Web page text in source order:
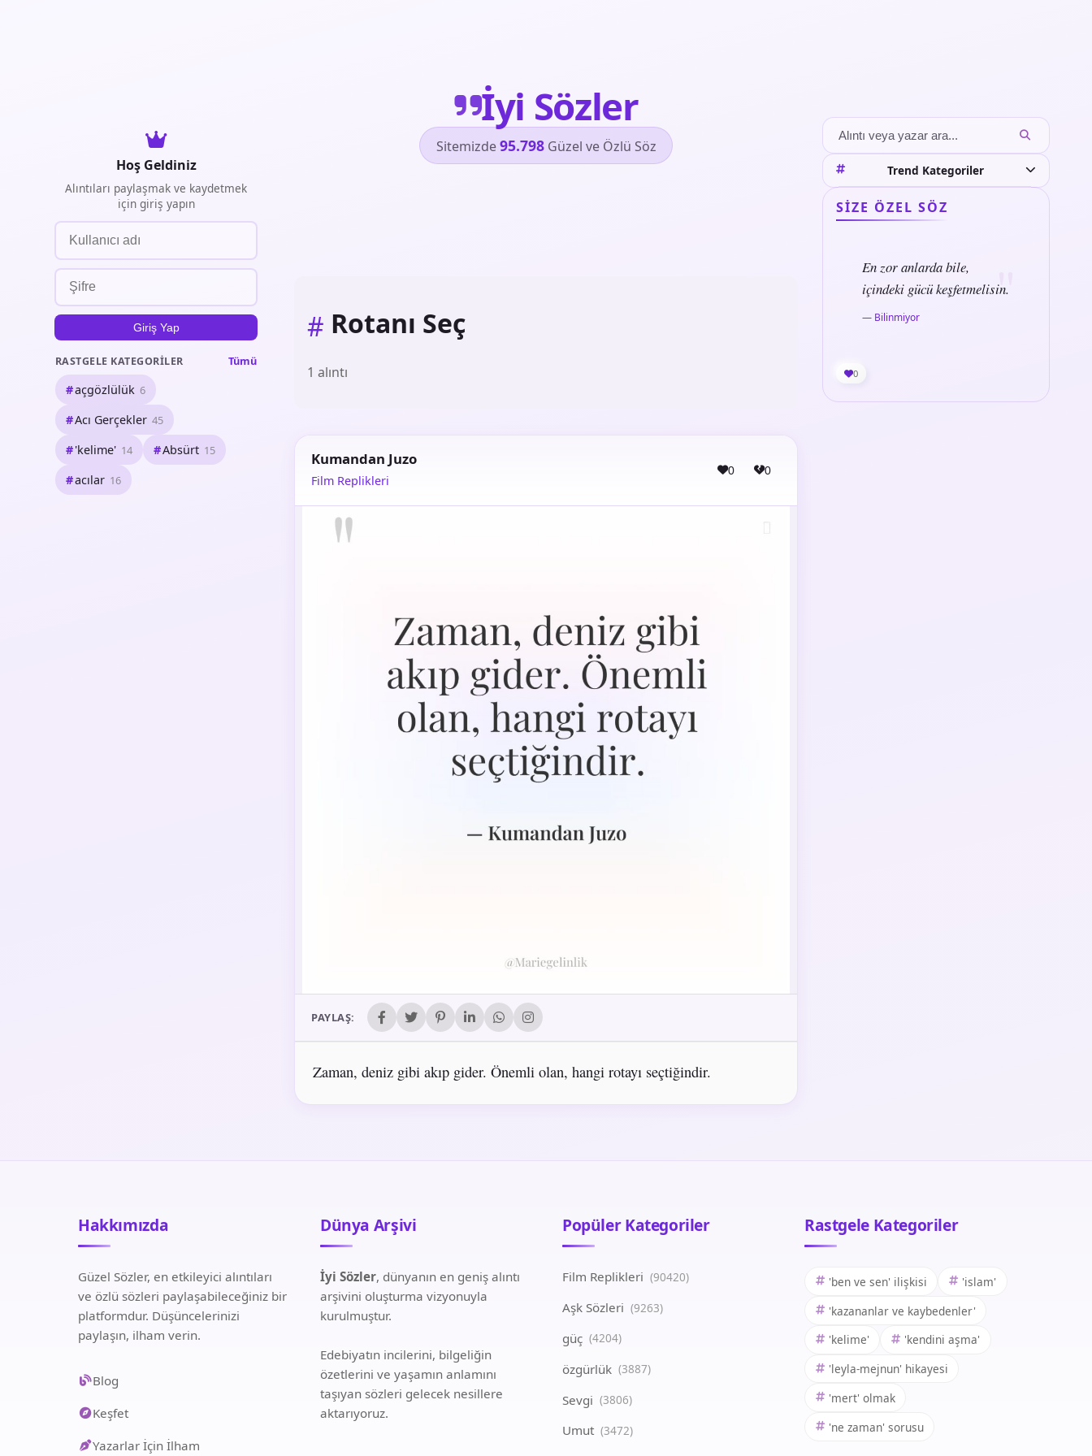
İyi Sözler
Sitemizde95.798Güzel ve Özlü Söz
Hoş Geldiniz
Alıntıları paylaşmak ve kaydetmek
için giriş yapın
Giriş Yap
RASTGELE KATEGORILER Tümü
açgözlülük 6
Acı Gerçekler 45
'kelime' 14 Absürt 15
acılar 16
# Rotanı Seç
1 alıntı
Kumandan Juzo
Film Replikleri
0 0
PAYLAŞ:
Zaman, deniz gibi akıp gider. Önemli olan, hangi rotayı seçtiğindir.
Trend Kategoriler
SIZE ÖZEL SÖZ
En zor anlarda bile,
içindeki gücü keşfetmelisin.
— Bilinmiyor
0
Hakkımızda
Güzel Sözler, en etkileyici alıntıları
ve özlü sözleri paylaşabileceğiniz bir
platformdur. Düşüncelerinizi
paylaşın, ilham verin.
Blog
Keşfet
Yazarlar İçin İlham
Dünya Arşivi
İyi Sözler, dünyanın en geniş alıntı
arşivini oluşturma vizyonuyla
kurulmuştur.
Edebiyatın incilerini, bilgeliğin
özetlerini ve yaşamın anlamını
taşıyan sözleri gelecek nesillere
aktarıyoruz.
Popüler Kategoriler
Film Replikleri (90420)
Aşk Sözleri (9263)
güç (4204)
özgürlük (3887)
Sevgi (3806)
Umut (3472)
Rastgele Kategoriler
'ben ve sen' ilişkisi
'islam'
'kazananlar ve kaybedenler'
'kelime'
'kendini aşma'
'leyla-mejnun' hikayesi
'mert' olmak
'ne zaman' sorusu